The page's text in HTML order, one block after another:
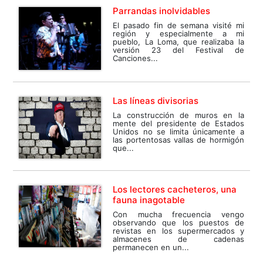
Parrandas inolvidables
El pasado fin de semana visité mi
región y especialmente a mi
pueblo, La Loma, que realizaba la
versión 23 del Festival de
Canciones...
Las líneas divisorias
La construcción de muros en la
mente del presidente de Estados
Unidos no se limita únicamente a
las portentosas vallas de hormigón
que...
Los lectores cacheteros, una
fauna inagotable
Con mucha frecuencia vengo
observando que los puestos de
revistas en los supermercados y
almacenes de cadenas
permanecen en un...